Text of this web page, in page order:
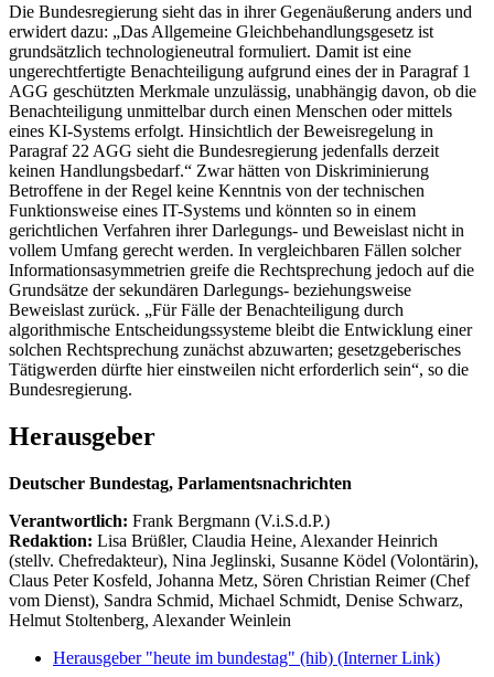
Die Bundesregierung sieht das in ihrer Gegenäußerung anders und
erwidert dazu: „Das Allgemeine Gleichbehandlungsgesetz ist
grundsätzlich technologieneutral formuliert. Damit ist eine
ungerechtfertigte Benachteiligung aufgrund eines der in Paragraf 1
AGG geschützten Merkmale unzulässig, unabhängig davon, ob die
Benachteiligung unmittelbar durch einen Menschen oder mittels
eines KI-Systems erfolgt. Hinsichtlich der Beweisregelung in
Paragraf 22 AGG sieht die Bundesregierung jedenfalls derzeit
keinen Handlungsbedarf.“ Zwar hätten von Diskriminierung
Betroffene in der Regel keine Kenntnis von der technischen
Funktionsweise eines IT-Systems und könnten so in einem
gerichtlichen Verfahren ihrer Darlegungs- und Beweislast nicht in
vollem Umfang gerecht werden. In vergleichbaren Fällen solcher
Informationsasymmetrien greife die Rechtsprechung jedoch auf die
Grundsätze der sekundären Darlegungs- beziehungsweise
Beweislast zurück. „Für Fälle der Benachteiligung durch
algorithmische Entscheidungssysteme bleibt die Entwicklung einer
solchen Rechtsprechung zunächst abzuwarten; gesetzgeberisches
Tätigwerden dürfte hier einstweilen nicht erforderlich sein“, so die
Bundesregierung.
Herausgeber
Deutscher Bundestag, Parlamentsnachrichten
Verantwortlich: Frank Bergmann (V.i.S.d.P.)
Redaktion: Lisa Brüßler, Claudia Heine, Alexander Heinrich
(stellv. Chefredakteur), Nina Jeglinski, Susanne Ködel (Volontärin),
Claus Peter Kosfeld, Johanna Metz, Sören Christian Reimer (Chef
vom Dienst), Sandra Schmid, Michael Schmidt, Denise Schwarz,
Helmut Stoltenberg, Alexander Weinlein
Herausgeber "heute im bundestag" (hib) (Interner Link)